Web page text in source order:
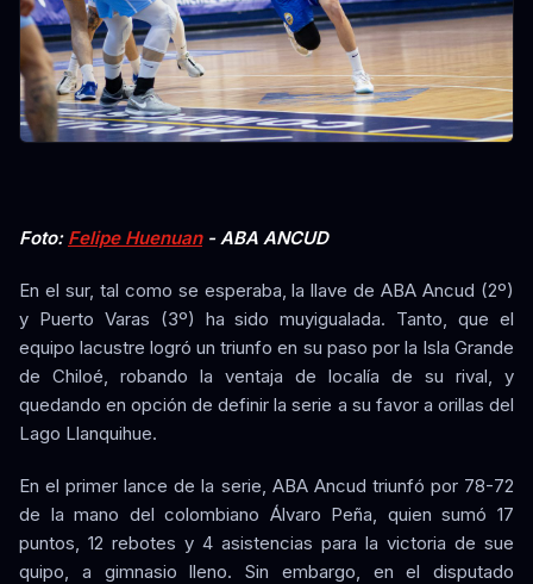
Foto: Felipe Huenuan- ABA ANCUD
En el sur, tal como se esperaba, la llave de ABA Ancud (2º)
y Puerto Varas (3º) ha sido muyigualada. Tanto, que el
equipo lacustre logró un triunfo en su paso por la Isla Grande
de Chiloé, robando la ventaja de localía de su rival, y
quedando en opción de definir la serie a su favor a orillas del
Lago Llanquihue.
En el primer lance de la serie, ABA Ancud triunfó por 78-72
de la mano del colombiano Álvaro Peña, quien sumó 17
puntos, 12 rebotes y 4 asistencias para la victoria de sue
quipo, a gimnasio lleno. Sin embargo, en el disputado